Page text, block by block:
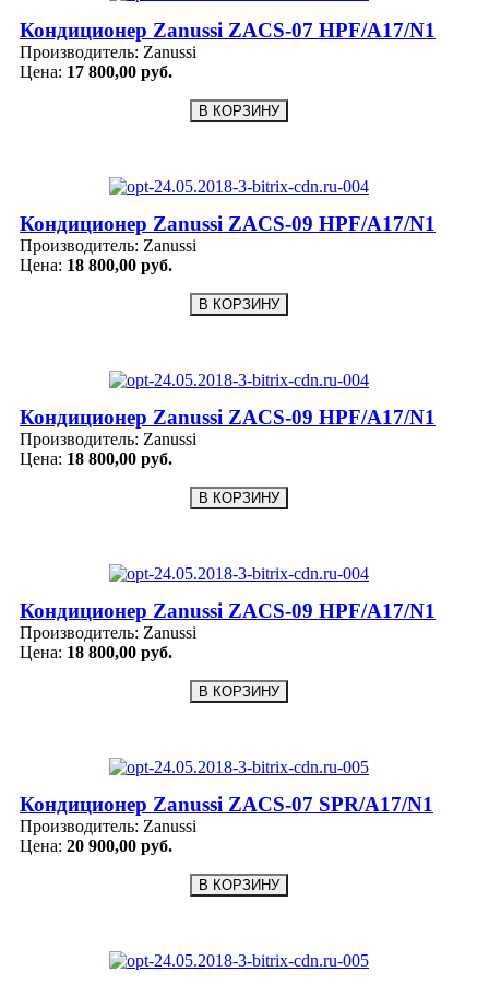
Кондиционер Zanussi ZACS-07 HPF/A17/N1
Производитель: Zanussi
Цена: 17 800,00 руб.
Кондиционер Zanussi ZACS-09 HPF/A17/N1
Производитель: Zanussi
Цена: 18 800,00 руб.
Кондиционер Zanussi ZACS-09 HPF/A17/N1
Производитель: Zanussi
Цена: 18 800,00 руб.
Кондиционер Zanussi ZACS-09 HPF/A17/N1
Производитель: Zanussi
Цена: 18 800,00 руб.
Кондиционер Zanussi ZACS-07 SPR/A17/N1
Производитель: Zanussi
Цена: 20 900,00 руб.